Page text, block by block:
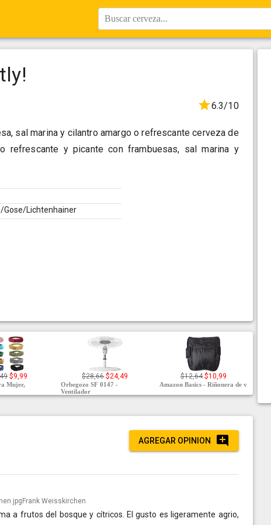
Buscar cerveza...
6.3/10
sal marina y cilantro amargo o refrescante cerveza de
refrescante y picante con frambuesas, sal marina y
Gose/Lichtenhainer
$9,99
Mujer,
$28,66 $24,49
Orbegozo SF 0147 -
Ventilador
$12,64 $10,99
Amazon Basics - Riñonera de v
AGREGAR OPINION
Frank Weisskirchen
a frutos del bosque y cítricos. El gusto es ligeramente agrio,